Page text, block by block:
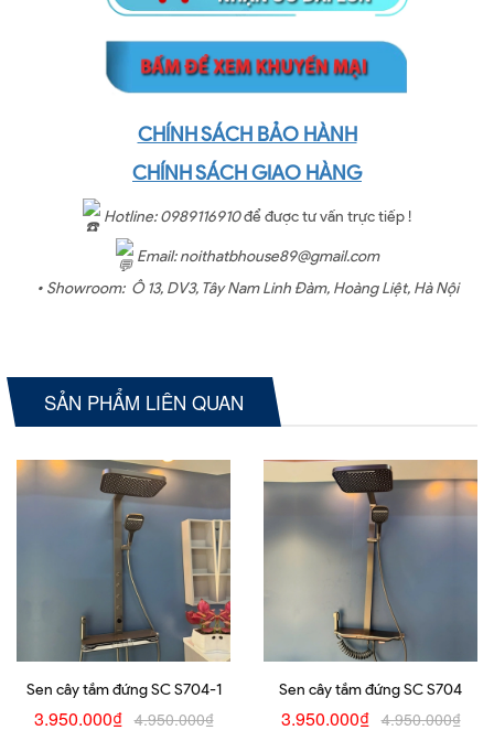
CHÍNH SÁCH BẢO HÀNH
CHÍNH SÁCH GIAO HÀNG
Hotline: 0989116910để được tư vấn trực tiếp !
Email: noithatbhouse89@gmail.com
• Showroom: Ô 13, DV3, Tây Nam Linh Đàm, Hoàng Liệt, Hà Nội
SẢN PHẨM LIÊN QUAN
Sen cây tắm đứng SC S704-1
3.950.000₫ 4.950.000₫
Sen cây tắm đứng SC S704
3.950.000₫ 4.950.000₫